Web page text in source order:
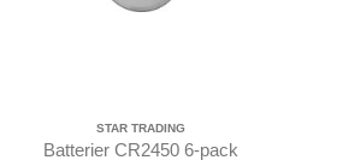
STAR TRADING
Batterier CR2450 6-pack